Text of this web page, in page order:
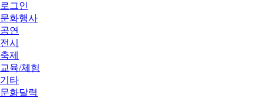
로그인
문화행사
공연
전시
축제
교육/체험
기타
문화달력